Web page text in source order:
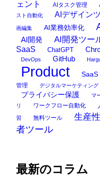
ェント
AIタスク管理
スト自動化
AIデザイン
画編集 AI業務効率化
AI開発 AI開発ツー
SaaS
ChatGPT
DevOps GitHub
Product SaaS
管理
デジタルマーケティング
プライバシー保護 マ
リ
ワークフロー自動化
習 無料ツール 生産
者ツール
最新のコラム